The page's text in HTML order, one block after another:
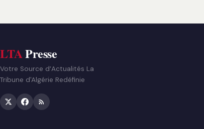
LTAPresse
Votre Source d’Actualités La
Tribune d'Algérie Redéfinie